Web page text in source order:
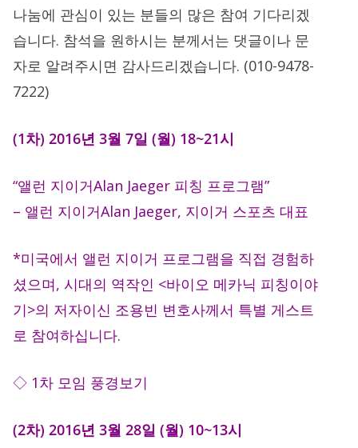
나눔에 관심이 있는 분들의 많은 참여 기다리겠
습니다. 참석을 원하시는 분께서는 댓글이나 문
자로 알려주시면 감사드리겠습니다. (010-9478-
7222)
(1차) 2016년 3월 7일 (월) 18~21시
“앨런 지이거Alan Jaeger 피칭 프로그램”
– 앨런 지이거Alan Jaeger, 지이거 스포츠 대표
*미국에서 앨런 지이거 프로그램을 직접 경험하
셨으며, 시대의 역작인 <바이오 메카닉 피칭이야
기>의 저자이신 조용빈 변호사께서 특별 게스트
로 참여하십니다.
◇ 1차 모임 풍경보기
(2차) 2016년 3월 28일 (월) 10~13시